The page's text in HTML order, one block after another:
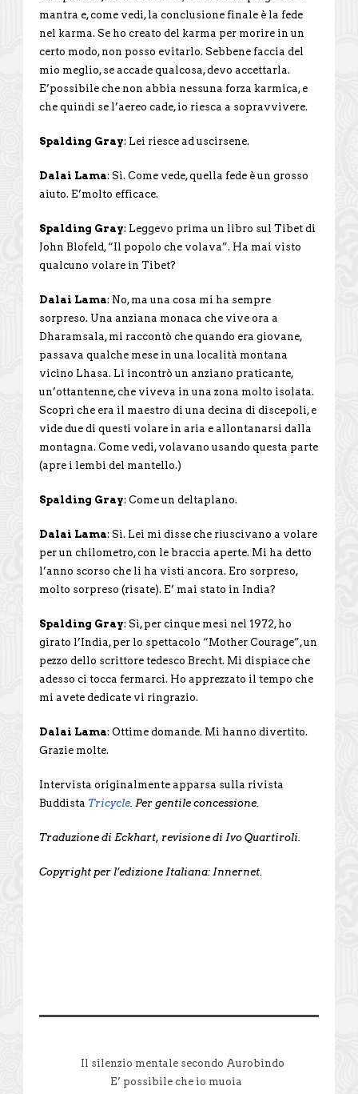
mantra e, come vedi, la conclusione finale è la fede
nel karma. Se ho creato del karma per morire in un
certo modo, non posso evitarlo. Sebbene faccia del
mio meglio, se accade qualcosa, devo accettarla.
E’possibile che non abbia nessuna forza karmica, e
che quindi se l’aereo cade, io riesca a sopravvivere.
Spalding Gray: Lei riesce ad uscirsene.
Dalai Lama: Sì. Come vede, quella fede è un grosso
aiuto. E’molto efficace.
Spalding Gray: Leggevo prima un libro sul Tibet di
John Blofeld, “Il popolo che volava”. Ha mai visto
qualcuno volare in Tibet?
Dalai Lama: No, ma una cosa mi ha sempre
sorpreso. Una anziana monaca che vive ora a
Dharamsala, mi raccontò che quando era giovane,
passava qualche mese in una località montana
vicino Lhasa. Lì incontrò un anziano praticante,
un’ottantenne, che viveva in una zona molto isolata.
Scoprì che era il maestro di una decina di discepoli, e
vide due di questi volare in aria e allontanarsi dalla
montagna. Come vedi, volavano usando questa parte
(apre i lembi del mantello.)
Spalding Gray: Come un deltaplano.
Dalai Lama: Sì. Lei mi disse che riuscivano a volare
per un chilometro, con le braccia aperte. Mi ha detto
l’anno scorso che li ha visti ancora. Ero sorpreso,
molto sorpreso (risate). E’ mai stato in India?
Spalding Gray: Sì, per cinque mesi nel 1972, ho
girato l’India, per lo spettacolo “Mother Courage”, un
pezzo dello scrittore tedesco Brecht. Mi dispiace che
adesso ci tocca fermarci. Ho apprezzato il tempo che
mi avete dedicate vi ringrazio.
Dalai Lama: Ottime domande. Mi hanno divertito.
Grazie molte.
Intervista originalmente apparsa sulla rivista
Buddista Tricycle. Per gentile concessione.
Traduzione di Eckhart, revisione di Ivo Quartiroli.
Copyright per l’edizione Italiana: Innernet.
Il silenzio mentale secondo Aurobindo
E’ possibile che io muoia